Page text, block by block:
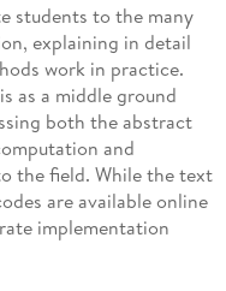
students to the many
explaining in detail
work in practice.
as a middle ground
both the abstract
and
the field. While the text
are available online
implementation